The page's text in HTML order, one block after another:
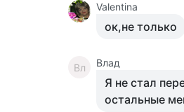
Valentina
ок,не только
Вл Влад
Я не стал
остальные